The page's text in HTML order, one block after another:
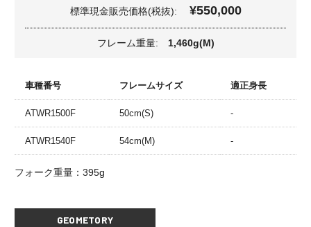
標準現金販売価格(税抜): ¥550,000
フレーム重量: 1,460g(M)
車種番号 フレームサイズ 適正身長
ATWR1500F 50cm(S) -
ATWR1540F 54cm(M) -
フォーク重量：395g
GEOMETORY